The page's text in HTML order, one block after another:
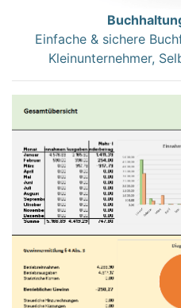
Einfache & sichere
Kleinunternehmer,